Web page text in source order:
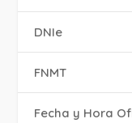
DNIe
FNMT
Fecha y Hora